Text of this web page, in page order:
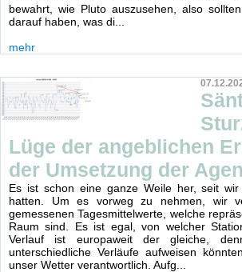
bewahrt, wie Pluto auszusehen, also
darauf haben, was di...
mehr
Lüge der angeblichen
der Umsetzung der
Es ist schon eine ganze Weile her, seit
hatten. Um es vorweg zu nehmen, wir
gemessenen Tagesmittelwerte, welche
Raum sind. Es ist egal, von welcher
Verlauf ist europaweit der gleiche,
unterschiedliche Verläufe aufweisen
unser Wetter verantwortlich. Aufg...